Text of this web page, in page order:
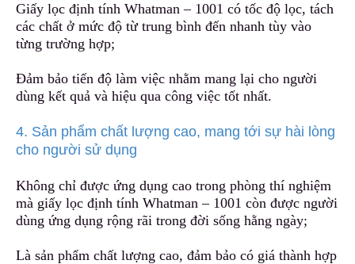
Giấy lọc định tính Whatman – 1001 có tốc độ lọc, tách
các chất ở mức độ từ trung bình đến nhanh tùy vào
từng trường hợp;
Đảm bảo tiến độ làm việc nhằm mang lại cho người
dùng kết quả và hiệu qua công việc tốt nhất.
4. Sản phẩm chất lượng cao, mang tới sự hài lòng
cho người sử dụng
Không chỉ được ứng dụng cao trong phòng thí nghiệm
mà giấy lọc định tính Whatman – 1001 còn được người
dùng ứng dụng rộng rãi trong đời sống hằng ngày;
Là sản phẩm chất lượng cao, đảm bảo có giá thành hợp